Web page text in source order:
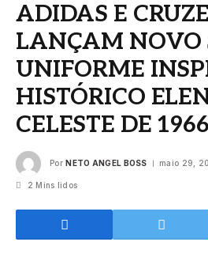
ADIDAS E
LANÇAM NOVO
UNIFORME
HISTÓRICO
CELESTE DE 1966
Por NETO ANGEL BOSS maio 29,
2 Mins lidos